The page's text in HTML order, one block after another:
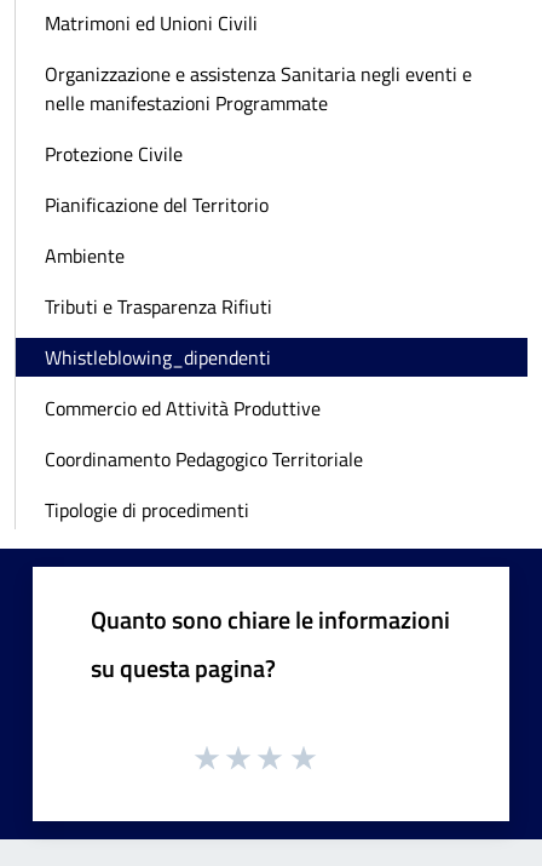
Matrimoni ed Unioni Civili
Organizzazione e assistenza Sanitaria negli eventi e
nelle manifestazioni Programmate
Protezione Civile
Pianificazione del Territorio
Ambiente
Tributi e Trasparenza Rifiuti
Whistleblowing_dipendenti
Commercio ed Attività Produttive
Coordinamento Pedagogico Territoriale
Tipologie di procedimenti
Quanto sono chiare le informazioni
su questa pagina?